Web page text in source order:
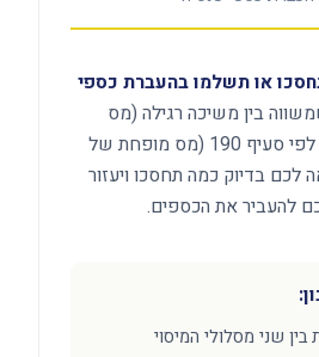
או תשלמו בהעברת כספי
בין משיכה רגילה (מס
שולי גבוה) למשיכה לפי סעיף 190 (מס מופחת של
לכם בדיוק כמה תחסכו ויעזור
להעביר את הכספים.
שני מסלולי המיסוי